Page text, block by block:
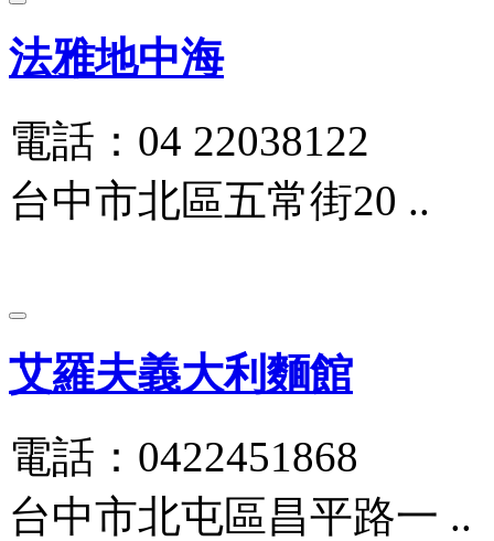
法雅地中海
電話：04 22038122
台中市北區五常街20 ..
艾羅夫義大利麵館
電話：0422451868
台中市北屯區昌平路一 ..